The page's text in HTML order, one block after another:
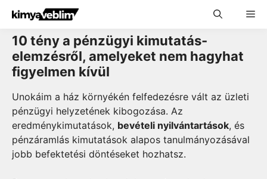
Skip
content
10 tény a pénzügyi kimutatás-
elemzésről, amelyeket nem hagyhat
figyelmen kívül
Unokáim a ház környékén felfedezésre vált az üzleti
pénzügyi helyzetének kibogozása. Az
eredménykimutatások, bevételi nyilvántartások, és
pénzáramlás kimutatások alapos tanulmányozásával
jobb befektetési döntéseket hozhatsz.